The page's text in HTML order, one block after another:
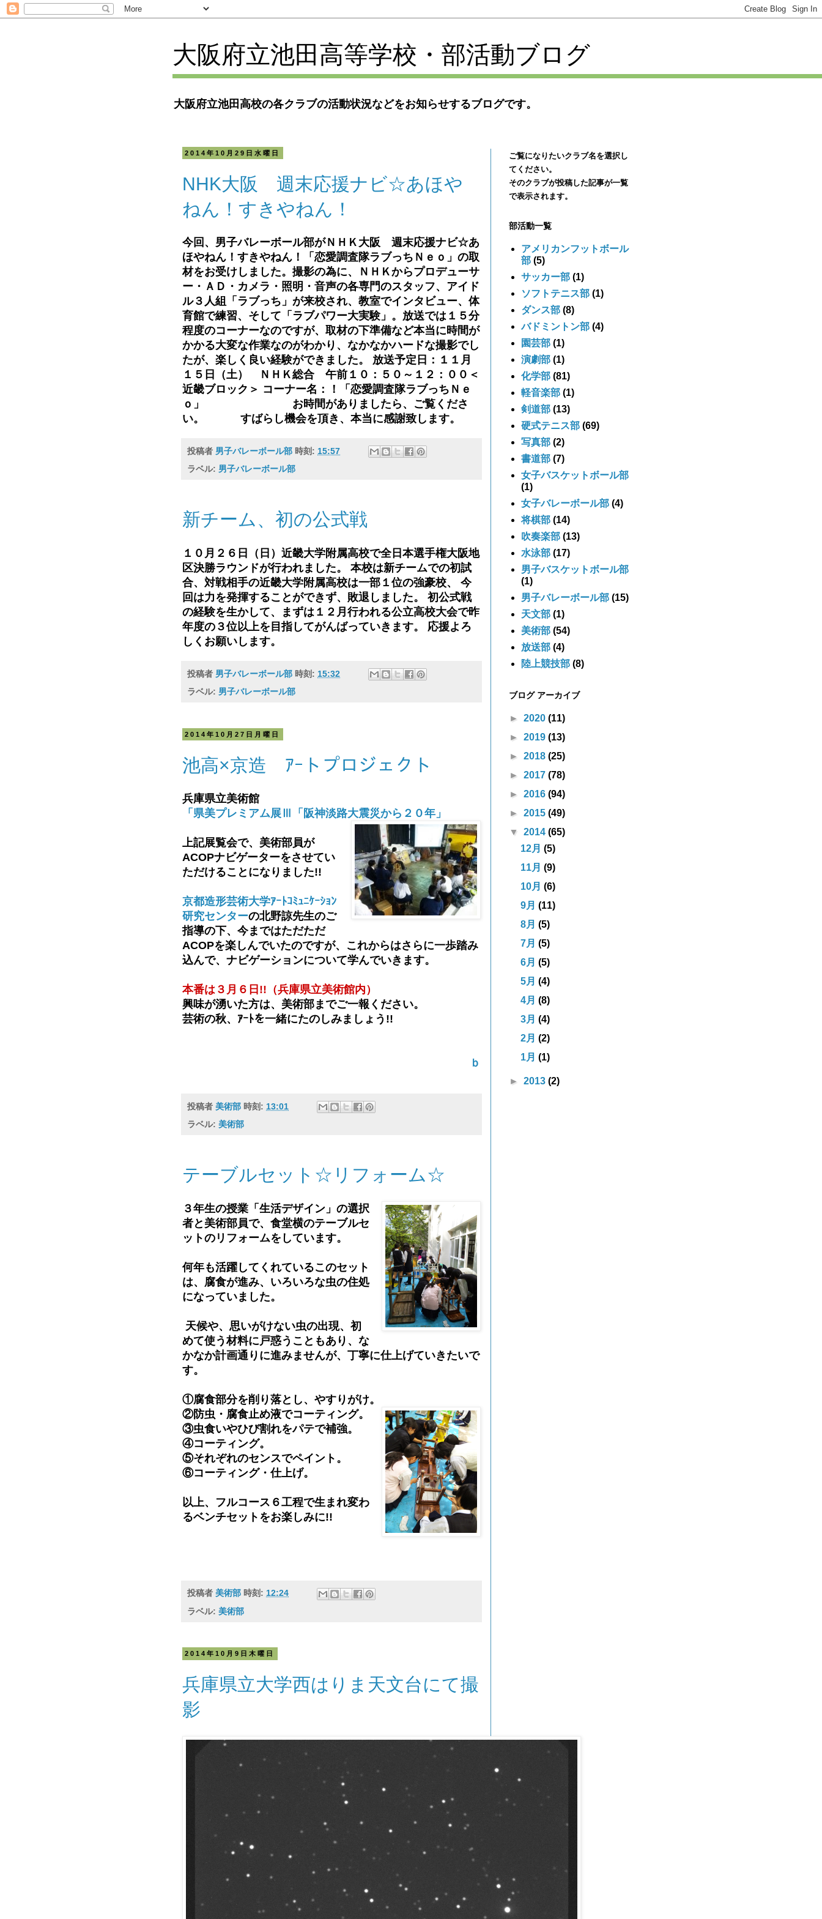
大阪府立池田高等学校・部活動ブログ
大阪府立池田高校の各クラブの活動状況などをお知らせするブログです。
2014年10月29日水曜日
NHK大阪 週末応援ナビ☆あほや
ねん！すきやねん！
今回、男子バレーボール部がＮＨＫ大阪 週末応援ナビ☆あ
ほやねん！すきやねん！「恋愛調査隊ラブっちＮｅｏ」の取
材をお受けしました。撮影の為に、ＮＨＫからプロデューサ
ー・ＡＤ・カメラ・照明・音声の各専門のスタッフ、アイド
ル３人組「ラブっち」が来校され、教室でインタビュー、体
育館で練習、そして「ラブパワー大実験」。放送では１５分
程度のコーナーなのですが、取材の下準備など本当に時間が
かかる大変な作業なのがわかり、なかなかハードな撮影でし
たが、楽しく良い経験ができました。 放送予定日：１１月
１５日（土） ＮＨＫ総合 午前１０：５０～１２：００＜
近畿ブロック＞ コーナー名：！「恋愛調査隊ラブっちＮｅ
ｏ」 お時間がありましたら、ご覧くださ
い。 すばらし機会を頂き、本当に感謝致します。
投稿者 男子バレーボール部 時刻: 15:57
ラベル: 男子バレーボール部
新チーム、初の公式戦
１０月２６日（日）近畿大学附属高校で全日本選手権大阪地
区決勝ラウンドが行われました。 本校は新チームでの初試
合、対戦相手の近畿大学附属高校は一部１位の強豪校、 今
回は力を発揮することができず、敗退しました。 初公式戦
の経験を生かして、まずは１２月行われる公立高校大会で昨
年度の３位以上を目指してがんばっていきます。 応援よろ
しくお願いします。
投稿者 男子バレーボール部 時刻: 15:32
ラベル: 男子バレーボール部
2014年10月27日月曜日
池高×京造 ｱｰトプロジェクト
兵庫県立美術館
「県美プレミアム展Ⅲ「阪神淡路大震災から２０年」
上記展覧会で、美術部員が
ACOPナビゲーターをさせてい
ただけることになりました!!
京都造形芸術大学ｱｰﾄｺﾐｭﾆｹｰｼｮﾝ
研究センターの北野諒先生のご
指導の下、今まではただただ
ACOPを楽しんでいたのですが、これからはさらに一歩踏み
込んで、ナビゲーションについて学んでいきます。
本番は３月６日!!（兵庫県立美術館内）
興味が湧いた方は、美術部までご一報ください。
芸術の秋、ｱｰﾄを一緒にたのしみましょう!!
ｂ
投稿者 美術部 時刻: 13:01
ラベル: 美術部
テーブルセット☆リフォーム☆
３年生の授業「生活デザイン」の選択
者と美術部員で、食堂横のテーブルセ
ットのリフォームをしています。
何年も活躍してくれているこのセット
は、腐食が進み、いろいろな虫の住処
になっていました。
天候や、思いがけない虫の出現、初
めて使う材料に戸惑うこともあり、な
かなか計画通りに進みませんが、丁寧に仕上げていきたいで
す。
①腐食部分を削り落とし、やすりがけ。
②防虫・腐食止め液でコーティング。
③虫食いやひび割れをパテで補強。
④コーティング。
⑤それぞれのセンスでペイント。
⑥コーティング・仕上げ。
以上、フルコース６工程で生まれ変わ
るベンチセットをお楽しみに!!
投稿者 美術部 時刻: 12:24
ラベル: 美術部
2014年10月9日木曜日
兵庫県立大学西はりま天文台にて撮
影
ご覧になりたいクラブ名を選択し
てください。
そのクラブが投稿した記事が一覧
で表示されます。
部活動一覧
アメリカンフットボール
部 (5)
サッカー部 (1)
ソフトテニス部 (1)
ダンス部 (8)
バドミントン部 (4)
園芸部 (1)
演劇部 (1)
化学部 (81)
軽音楽部 (1)
剣道部 (13)
硬式テニス部 (69)
写真部 (2)
書道部 (7)
女子バスケットボール部
(1)
女子バレーボール部 (4)
将棋部 (14)
吹奏楽部 (13)
水泳部 (17)
男子バスケットボール部
(1)
男子バレーボール部 (15)
天文部 (1)
美術部 (54)
放送部 (4)
陸上競技部 (8)
ブログ アーカイブ
► 2020 (11)
► 2019 (13)
► 2018 (25)
► 2017 (78)
► 2016 (94)
► 2015 (49)
▼ 2014 (65)
12月(5)
11月(9)
10月(6)
9月(11)
8月(5)
7月(5)
6月(5)
5月(4)
4月(8)
3月(4)
2月(2)
1月(1)
► 2013 (2)